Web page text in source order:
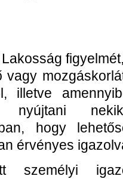
vagy
illetve
nyújtani
hogy
érvényes
személyi